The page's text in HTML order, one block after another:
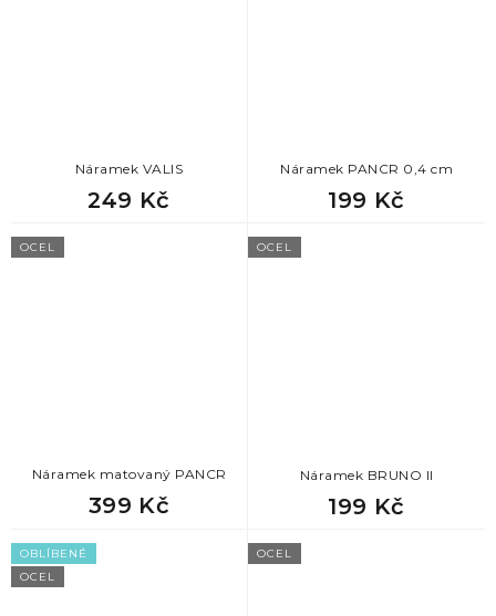
Náramek VALIS
249 Kč
Náramek PANCR 0,4 cm
199 Kč
OCEL
Náramek matovaný PANCR
399 Kč
OCEL
Náramek BRUNO II
199 Kč
OBLÍBENÉ
OCEL
OCEL